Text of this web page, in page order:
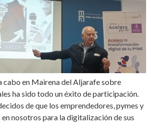
cabo en Mairena del Aljarafe sobre
ha sido todo un éxito de participación.
de que los emprendedores, pymes y
nosotros para la digitalización de sus